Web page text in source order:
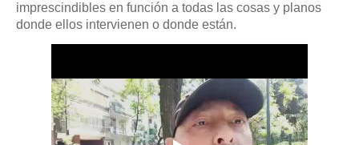
imprescindibles en función a todas las cosas y planos
donde ellos intervienen o donde están.